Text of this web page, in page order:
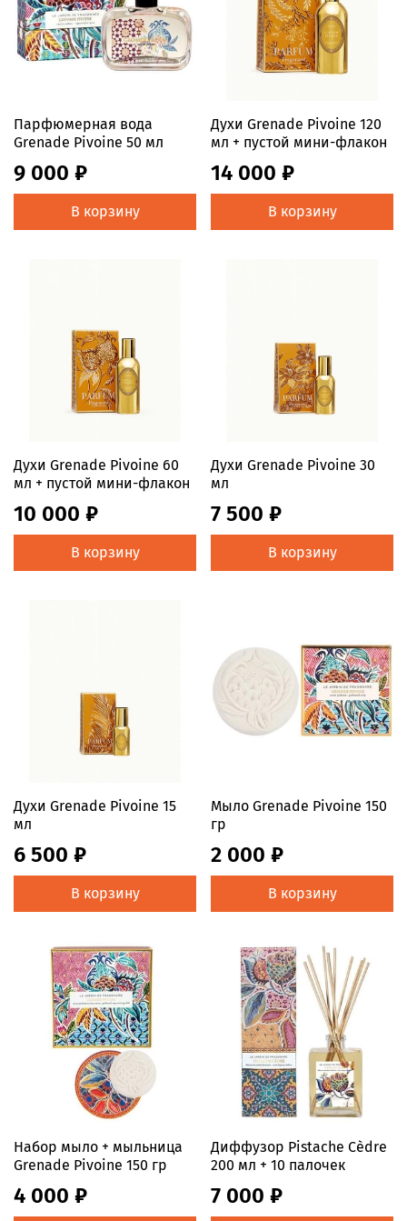
Парфюмерная вода
Grenade Pivoine 50 мл
9 000 ₽
В корзину
Духи Grenade Pivoine 120
мл + пустой мини-флакон
14 000 ₽
В корзину
Духи Grenade Pivoine 60
мл + пустой мини-флакон
10 000 ₽
В корзину
Духи Grenade Pivoine 30
мл
7 500 ₽
В корзину
Духи Grenade Pivoine 15
мл
6 500 ₽
В корзину
Мыло Grenade Pivoine 150
гр
2 000 ₽
В корзину
Набор мыло + мыльница
Grenade Pivoine 150 гр
4 000 ₽
Диффузор Pistache Cèdre
200 мл + 10 палочек
7 000 ₽